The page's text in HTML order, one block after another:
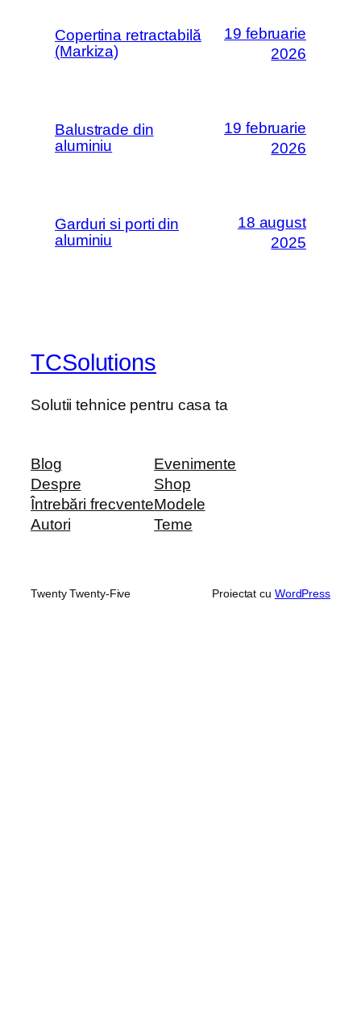
Copertina retractabilă
(Markiza)
19 februarie
2026
Balustrade din
aluminiu
19 februarie
2026
Garduri si porti din
aluminiu
18 august
2025
TCSolutions
Solutii tehnice pentru casa ta
Blog
Despre
Întrebări frecvente
Autori
Evenimente
Shop
Modele
Teme
Twenty Twenty-Five Proiectat cu WordPress